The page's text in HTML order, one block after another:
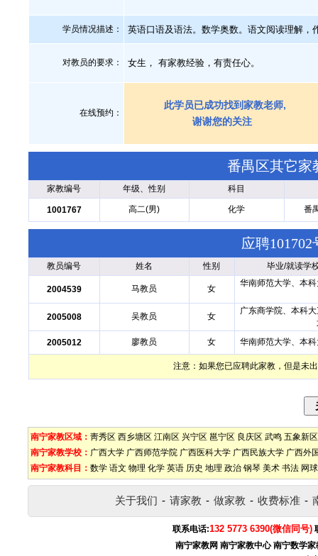
学员情况描述： 英语口语及语法。数学奥数。语文阅读理解，
对教员的要求： 女生， 有家教经验，有责任心。
在线预约：
此学员已成功找到家教老师,
谢谢您的关注
番禺区其它家
家教编号 年级、性别 科目
1001767 高二(男) 化学 番
应聘
教员编号 姓名 性别 毕业/就读学
2004539 马教员 女
华南师范大学、本
2005008 吴教员 女
广东商学院、本科
2005012
廖教员 女 华南师范大学、本
注意：如果您已应聘此家教，但是未
南宁家教区域： 靑秀区 西乡塘区 江南区 兴宁区 邕宁区 良庆区 武鸣 五象新区
南宁家教学校： 广西大学 广西师范学院 广西医科大学 广西民族大学 广西外
南宁家教科目： 数学 语文 物理 化学 英语 历史 地理 政治 钢琴 美术 书法 网球
关于我们 - 请家教 - 做家教 - 收费标准 -
联系电话:132 5773 6390(微信同号)
南宁家教网 南宁家教中心 南宁数学家